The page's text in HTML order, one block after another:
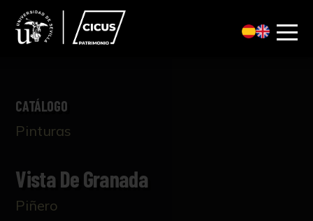
CATÁLOGO
Pinturas
Vista De Granada
Piñero